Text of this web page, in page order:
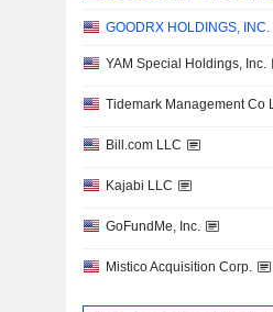
GOODRX HOLDINGS, INC.
YAM Special Holdings, Inc.
Tidemark Management Co
Bill.com LLC
Kajabi LLC
GoFundMe, Inc.
Mistico Acquisition Corp.